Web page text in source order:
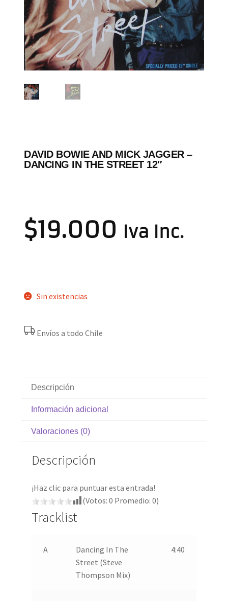
DAVID BOWIE AND MICK JAGGER ‎–
DANCING IN THE STREET 12″
$19.000 Iva Inc.
Sin existencias
Envíos a todo Chile
Descripción
Información adicional
Valoraciones (0)
Descripción
¡Haz clic para puntuar esta entrada!
(Votos: 0 Promedio: 0)
Tracklist
A
Dancing In The
Street (Steve
Thompson Mix)
4:40